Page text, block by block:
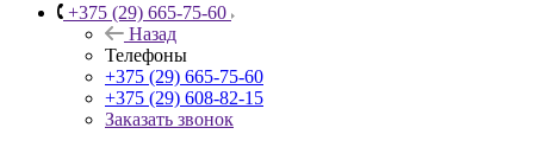
+375 (29) 665-75-60
Назад
Телефоны
+375 (29) 665-75-60
+375 (29) 608-82-15
Заказать звонок